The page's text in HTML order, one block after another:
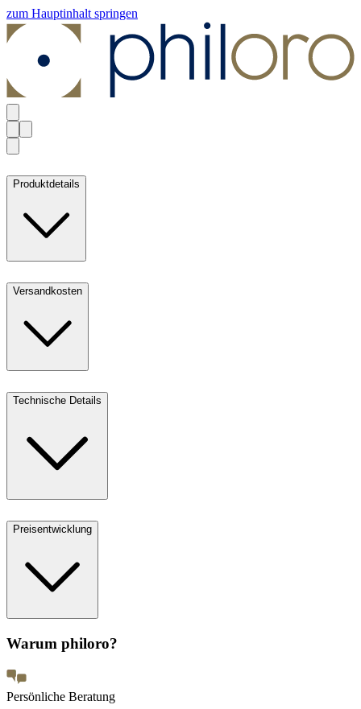
zum Hauptinhalt springen
Produktdetails
Versandkosten
Technische Details
Preisentwicklung
Warum philoro?
Persönliche Beratung